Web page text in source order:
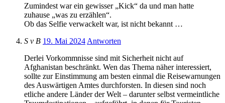
Zumindest war ein gewisser „Kick“ da und man hatte
zuhause „was zu erzählen“.
Ob das Selfie verwackelt war, ist nicht bekannt …
S v B 19. Mai 2024 Antworten
Derlei Vorkommnisse sind mit Sicherheit nicht auf
Afghanistan beschränkt. Wen das Thema näher interessiert,
sollte zur Einstimmung am besten einmal die Reisewarnungen
des Auswärtigen Amtes durchforsten. In diesen sind noch
etliche andere Länder der Welt – darunter selbst vermeintliche